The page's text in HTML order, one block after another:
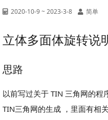
2020-10-9 ~ 2023-3-8 简单
立体多面体旋转说
思路
以前写过关于 TIN 三角网的程
TIN三角网的生成 ，里面有相